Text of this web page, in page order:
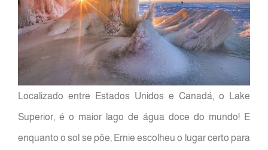
Localizado entre Estados Unidos e Canadá, o Lake
Superior, é o maior lago de água doce do mundo! E
enquanto o sol se põe, Ernie escolheu o lugar certo para